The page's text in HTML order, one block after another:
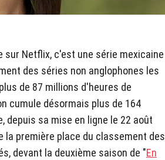
Netflix, c'est une série mexicaine
des séries non anglophones les
de 87 millions d'heures de
cumule désormais plus de 164
depuis sa mise en ligne le 22 août
la première place du classement des
devant la deuxième saison de "En